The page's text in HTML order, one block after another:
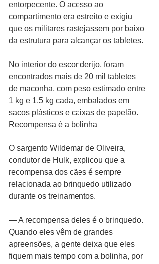
entorpecente. O acesso ao
compartimento era estreito e exigiu
que os militares rastejassem por baixo
da estrutura para alcançar os tabletes.
No interior do esconderijo, foram
encontrados mais de 20 mil tabletes
de maconha, com peso estimado entre
1 kg e 1,5 kg cada, embalados em
sacos plásticos e caixas de papelão.
Recompensa é a bolinha
O sargento Wildemar de Oliveira,
condutor de Hulk, explicou que a
recompensa dos cães é sempre
relacionada ao brinquedo utilizado
durante os treinamentos.
— A recompensa deles é o brinquedo.
Quando eles vêm de grandes
apreensões, a gente deixa que eles
fiquem mais tempo com a bolinha, por